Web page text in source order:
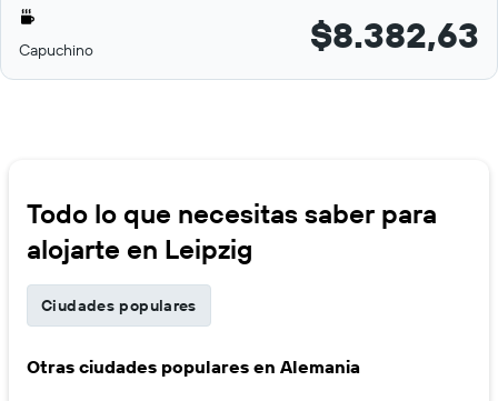
Capuchino $8.382,63
Todo lo que necesitas saber para
alojarte en Leipzig
Ciudades populares
Otras ciudades populares en Alemania